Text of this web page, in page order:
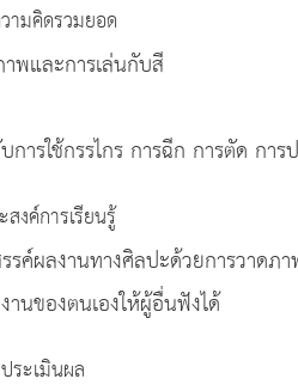
มคิดรวมยอด
พและการเล่นกับสี
ารใช้กรรไกร การฉีก การตัด กา
งค์การเรียนรู้
รค์ผลงานทางศิลปะด้วยการวาดภ
านของตนเองให้ผู้อื่นฟังได้
ระเมินผล